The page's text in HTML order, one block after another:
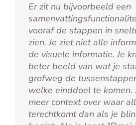
Er zit nu bijvoorbeeld een
vooraf de stappen in
zien. Je ziet niet alle
de visuele informatie. Je
beter beeld van wat je
grofweg de
welke einddoel te komen.
meer context over waar
terechtkomt dan als je